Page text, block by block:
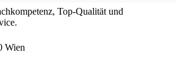
Top-Qualität und
Wien